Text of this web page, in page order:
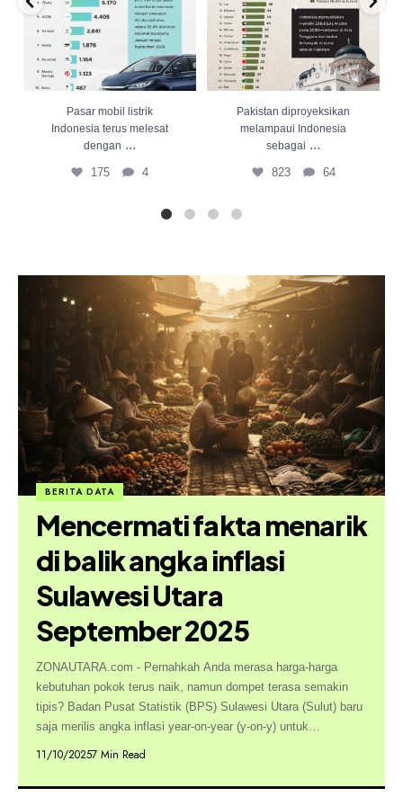
Pasar mobil listrik
Indonesia terus melesat
dengan ...
175 4
Pakistan diproyeksikan
melampaui Indonesia
sebagai ...
823 64
BERITA DATA
Mencermati fakta menarik
di balik angka inflasi
Sulawesi Utara
September 2025
ZONAUTARA.com - Pernahkah Anda merasa harga-harga
kebutuhan pokok terus naik, namun dompet terasa semakin
tipis? Badan Pusat Statistik (BPS) Sulawesi Utara (Sulut) baru
saja merilis angka inflasi year-on-year (y-on-y) untuk…
11/10/20257 Min Read